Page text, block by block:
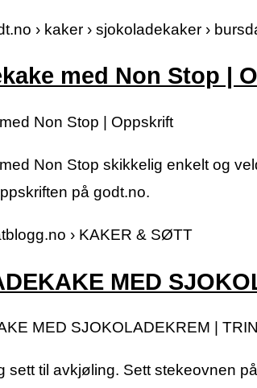
› kaker › sjokoladekaker ›
med Non Stop |
Non Stop | Oppskrift
Non Stop skikkelig enkelt og
på godt.no.
› KAKER & SØTT
MED
MED SJOKOLADEKREM |
sett til avkjøling. Sett stekeovnen